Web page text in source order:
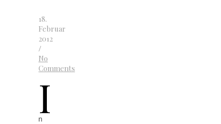
18.
Februar
2012
/
No
Comments
I
n